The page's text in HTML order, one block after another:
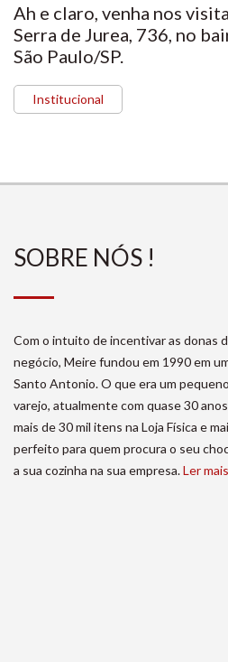
Ah e claro, venha nos
Serra de Jurea, 736, no
São Paulo/SP.
Institucional
SOBRE NÓS !
Com o intuito de incentivar as donas
negócio, Meire fundou em 1990 em
Santo Antonio. O que era um
varejo, atualmente com quase 30
mais de 30 mil itens na Loja Física e
perfeito para quem procura o seu
a sua cozinha na sua empresa.Ler